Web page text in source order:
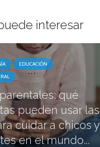
interesar
EDUCACIÓN
qué
pueden usar las
cuidar a chicos y
en el mundo...